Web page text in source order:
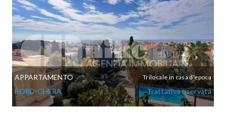
APPARTAMENTO
BORDIGHERA
Trilocale in casa d'epoca
Trattativa riservata